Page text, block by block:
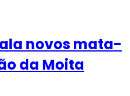
novos mata-
da Moita